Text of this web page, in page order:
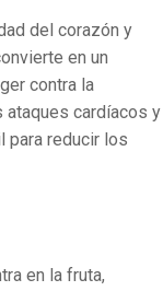
del corazón y
en un
contra la
cardíacos y
para reducir los
en la fruta,